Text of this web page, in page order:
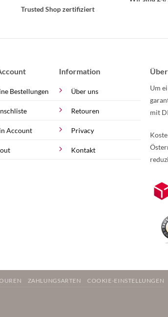
Trusted Shop zertifiziert
Bestellungen
Account
Information
Über uns
Retouren
Privacy
Kontakt
Um
mit
ZAHLUNGSARTEN COOKIE-EINSTELLUNGEN